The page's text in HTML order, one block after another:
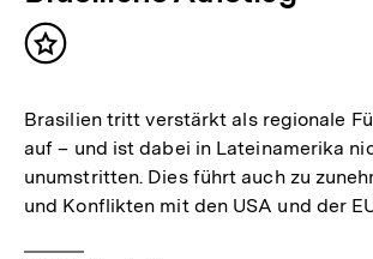
Inhalt
Brasilien tritt verstärkt als regionale
auf – und ist dabei in Lateinamerika
unumstritten. Dies führt auch zu
und Konflikten mit den USA und der